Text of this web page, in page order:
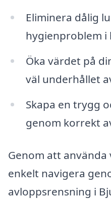
Eliminera dålig
hygienproblem i
Öka värdet på
väl underhållet
Skapa en trygg
genom korrekt
Genom att
enkelt navigera
avloppsrensning i